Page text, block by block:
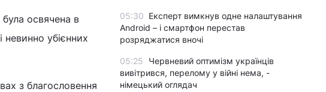
освячена в
невинно убієнних
з благословення
05:30 Експерт вимкнув одне налаштування
Android – і смартфон перестав
розряджатися вночі
05:25
Червневий оптимізм українців
вивітрився, перелому у війні нема, -
німецький оглядач